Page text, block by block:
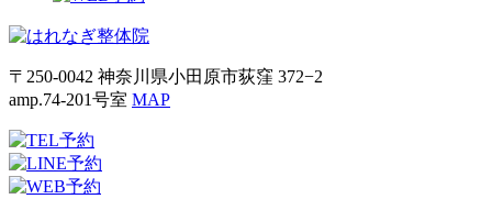
〒250-0042 神奈川県小田原市荻窪 372−2
amp.74-201号室 MAP